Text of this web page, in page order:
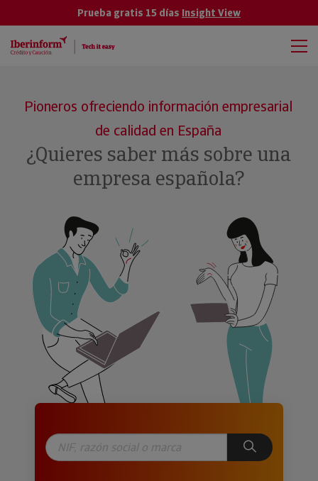
Prueba gratis 15 días Insight View
Pioneros ofreciendo información empresarial
de calidad en España
¿Quieres saber más sobre una
empresa española?